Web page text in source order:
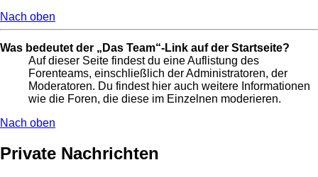
Nach oben
Was bedeutet der „Das Team“-Link auf der Startseite?
Auf dieser Seite findest du eine Auflistung des
Forenteams, einschließlich der Administratoren, der
Moderatoren. Du findest hier auch weitere Informationen
wie die Foren, die diese im Einzelnen moderieren.
Nach oben
Private Nachrichten